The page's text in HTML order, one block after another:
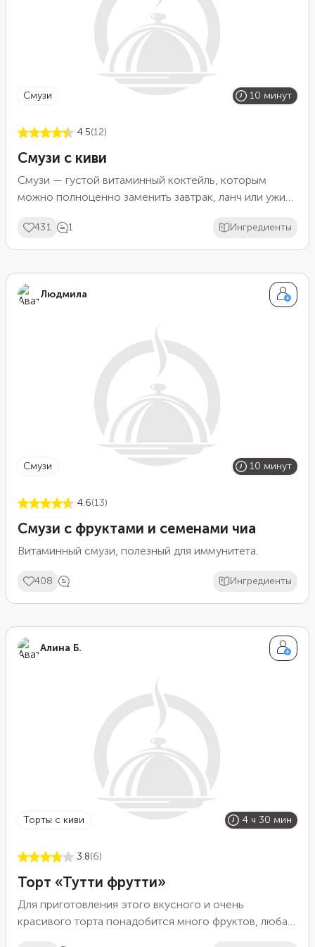
смузи 10 минут
4.5(12)
Смузи с киви
Смузи — густой витаминный коктейль, которым
можно полноценно заменить завтрак, ланч или ужин.
полезную фруктовую клетчатку и важные
микроэлементы. Один из самых простых рецептов
коктейль в блендере всего 5 минут.
431 1 Ингредиенты
Людмила
смузи 10 минут
4.6(13)
Смузи с фруктами и семенами чиа
Витаминный смузи, полезный для иммунитета.
408 Ингредиенты
Алина Б.
торты с киви 4 ч 30 мин
3.8(6)
Торт «Тутти фрутти»
Для приготовления этого вкусного и очень
красивого торта понадобится много фруктов, любая